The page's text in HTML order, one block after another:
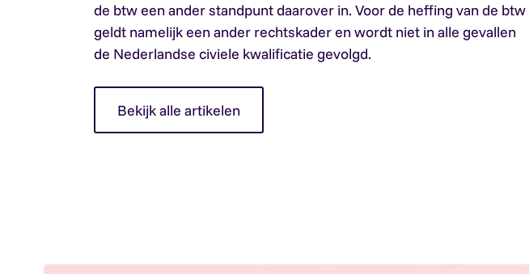
de btw een ander standpunt daarover in. Voor de heffing van de btw
geldt namelijk een ander rechtskader en wordt niet in alle gevallen
de Nederlandse civiele kwalificatie gevolgd.
Bekijk alle artikelen